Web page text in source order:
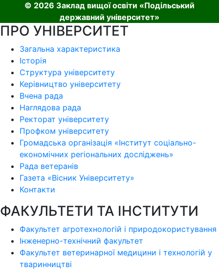
© 2026 Заклад вищої освіти «Подільський
державний університет»
ПРО УНІВЕРСИТЕТ
Загальна характеристика
Історія
Структура університету
Керівництво університету
Вчена рада
Наглядова рада
Ректорат університету
Профком університету
Громадська організація «Інститут соціально-
економічних регіональних досліджень»
Рада ветеранів
Газета «Вісник Університету»
Контакти
ФАКУЛЬТЕТИ ТА ІНСТИТУТИ
Факультет агротехнологій і природокористування
Інженерно-технічний факультет
Факультет ветеринарної медицини і технологій у
тваринництві